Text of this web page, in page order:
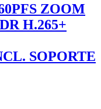
ZOOM
H.265+
SOPORTE